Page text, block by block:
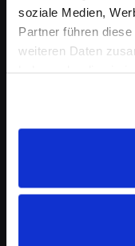
soziale Medien,
Partner führen
weiteren Daten
Informationen
Über OKAPI